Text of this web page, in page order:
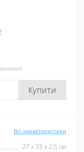
Купити
Всі характеристики
27 x 33 x 2.5 см